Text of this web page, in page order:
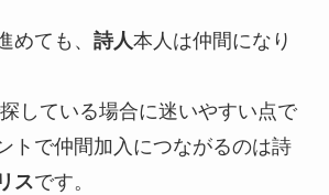
めても、 詩人本人は仲間になり
探している場合に迷いやすい点で
トで仲間加入につながるのは詩
スです。